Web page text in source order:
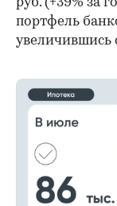
руб. (+39% за
портфель
увеличившись